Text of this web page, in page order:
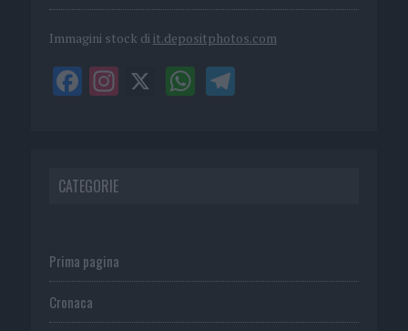
Immagini stock di it.depositphotos.com
CATEGORIE
Prima pagina
Cronaca